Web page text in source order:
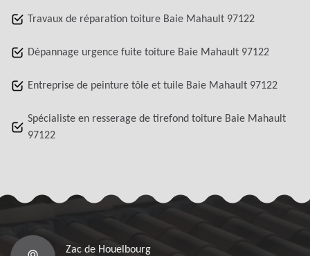
Travaux de réparation toiture Baie Mahault 97122
Dépannage urgence fuite toiture Baie Mahault 97122
Entreprise de peinture tôle et tuile Baie Mahault 97122
Spécialiste en resserage de tirefond toiture Baie Mahault
97122
Zac de Houelbourg